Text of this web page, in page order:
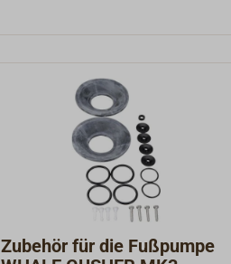
Zubehör für die Fußpumpe